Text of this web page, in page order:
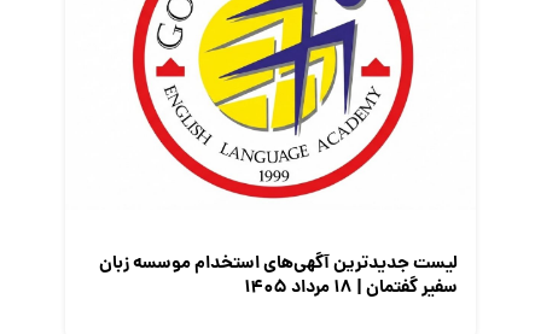
گزارش‌های آماری
مصاحبه شغلی
معرفی شرکت ها
معرفی متخصصان منابع انسانی
معرفی مشاغل
لیست جدیدترین آگهی‌های استخدام موسسه زبان
سفیر گفتمان | ۱۸ مرداد ۱۴۰۵